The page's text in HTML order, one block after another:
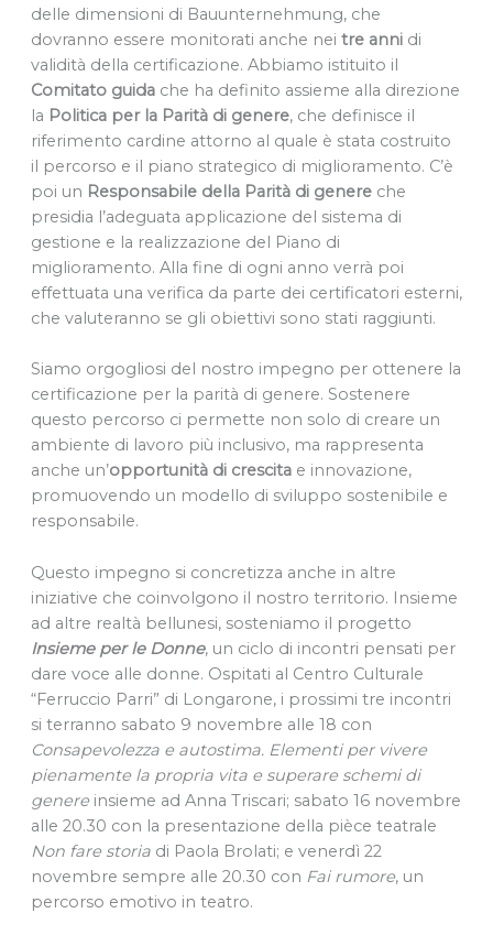
delle dimensioni di Bauunternehmung, che
dovranno essere monitorati anche nei tre annidi
validità della certificazione. Abbiamo istituito il
Comitato guidache ha definito assieme alla direzione
la Politica per la Parità di genere, che definisce il
riferimento cardine attorno al quale è stata costruito
il percorso e il piano strategico di miglioramento. C’è
poi un Responsabile della Parità di genereche
presidia l’adeguata applicazione del sistema di
gestione e la realizzazione del Piano di
miglioramento. Alla fine di ogni anno verrà poi
effettuata una verifica da parte dei certificatori esterni,
che valuteranno se gli obiettivi sono stati raggiunti.
Siamo orgogliosi del nostro impegno per ottenere la
certificazione per la parità di genere. Sostenere
questo percorso ci permette non solo di creare un
ambiente di lavoro più inclusivo, ma rappresenta
anche un’opportunità di crescitae innovazione,
promuovendo un modello di sviluppo sostenibile e
responsabile.
Questo impegno si concretizza anche in altre
iniziative che coinvolgono il nostro territorio. Insieme
ad altre realtà bellunesi, sosteniamo il progetto
Insieme per le Donne, un ciclo di incontri pensati per
dare voce alle donne. Ospitati al Centro Culturale
“Ferruccio Parri” di Longarone, i prossimi tre incontri
si terranno sabato 9 novembre alle 18 con
Consapevolezza e autostima. Elementi per vivere
pienamente la propria vita e superare schemi di
genere insieme ad Anna Triscari; sabato 16 novembre
alle 20.30 con la presentazione della pièce teatrale
Non fare storia di Paola Brolati; e venerdì 22
novembre sempre alle 20.30 con Fai rumore, un
percorso emotivo in teatro.